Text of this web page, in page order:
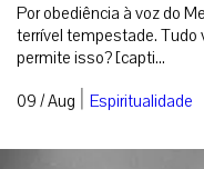
Por obediência à voz do
terrível tempestade.
permite isso? [capti...
09 / Aug | Espiritualidade